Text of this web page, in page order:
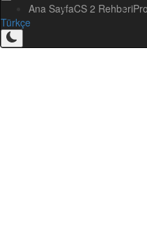
Ana SayfaCS 2 Rehberi
Türkçe